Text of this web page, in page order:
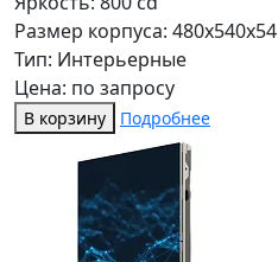
Размер корпуса: 480x540x54
Тип: Интерьерные
Цена: по запросу
В корзину Подробнее